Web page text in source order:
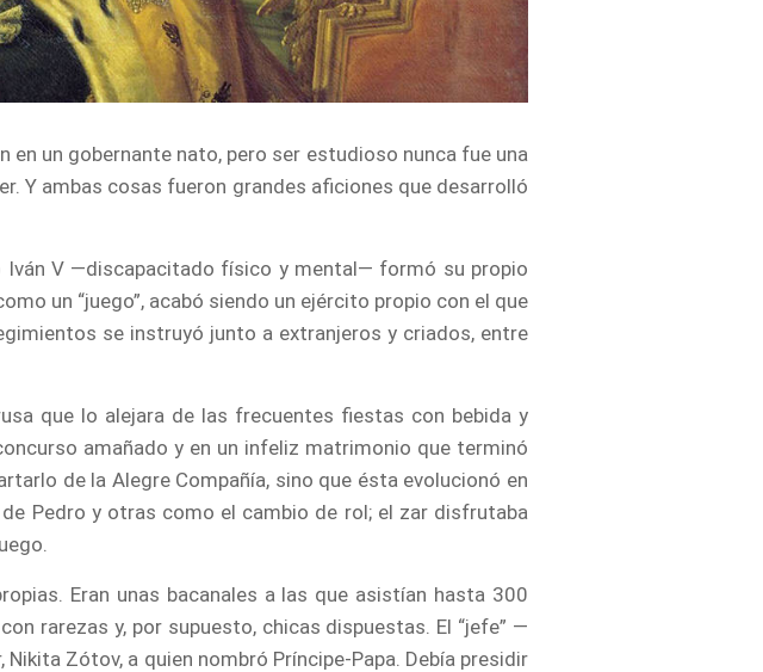
en un gobernante nato, pero ser estudioso nunca fue una
Y ambas cosas fueron grandes aficiones que desarrolló
Iván V —discapacitado físico y mental— formó su propio
un “juego”, acabó siendo un ejército propio con el que
se instruyó junto a extranjeros y criados, entre
que lo alejara de las frecuentes fiestas con bebida y
amañado y en un infeliz matrimonio que terminó
de la Alegre Compañía, sino que ésta evolucionó en
Pedro y otras como el cambio de rol; el zar disfrutaba
Eran unas bacanales a las que asistían hasta 300
rarezas y, por supuesto, chicas dispuestas. El “jefe” —
Zótov, a quien nombró Príncipe-Papa. Debía presidir